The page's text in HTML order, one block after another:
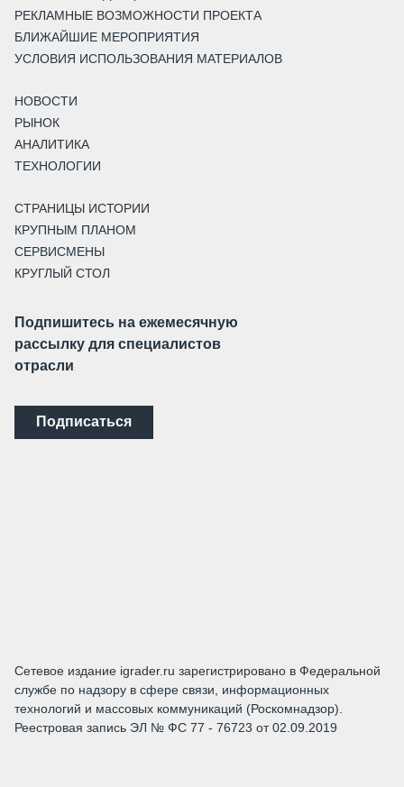
РЕКЛАМНЫЕ ВОЗМОЖНОСТИ ПРОЕКТА
БЛИЖАЙШИЕ МЕРОПРИЯТИЯ
УСЛОВИЯ ИСПОЛЬЗОВАНИЯ МАТЕРИАЛОВ
НОВОСТИ
РЫНОК
АНАЛИТИКА
ТЕХНОЛОГИИ
СТРАНИЦЫ ИСТОРИИ
КРУПНЫМ ПЛАНОМ
СЕРВИСМЕНЫ
КРУГЛЫЙ СТОЛ
Подпишитесь на ежемесячную
рассылку для специалистов
отрасли
Подписаться
Сетевое издание igrader.ru зарегистрировано в Федеральной
службе по надзору в сфере связи, информационных
технологий и массовых коммуникаций (Роскомнадзор).
Реестровая запись ЭЛ № ФС 77 - 76723 от 02.09.2019